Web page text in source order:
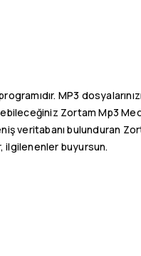
MP3
Zortam Mp3
veritabanı bulunduran
ilgilenenler buyursun.